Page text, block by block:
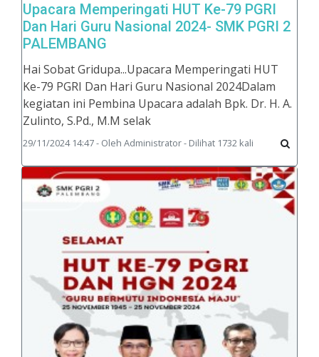
Upacara Memperingati HUT Ke-79 PGRI
Dan Hari Guru Nasional 2024- SMK PGRI 2
PALEMBANG
Hai Sobat Gridupa...Upacara Memperingati HUT
Ke-79 PGRI Dan Hari Guru Nasional 2024Dalam
kegiatan ini Pembina Upacara adalah Bpk. Dr. H. A.
Zulinto, S.Pd., M.M selak
29/11/2024 14:47 - Oleh Administrator - Dilihat 1732 kali